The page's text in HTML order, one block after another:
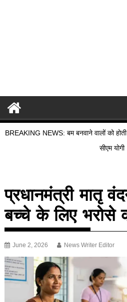
BREAKING NEWS: बम बनवाने वालों को
सीएम योगी
प्रधानमंत्री मातृ
बच्चे के लिए भरोसे
June 2, 2026 News Writer Editor